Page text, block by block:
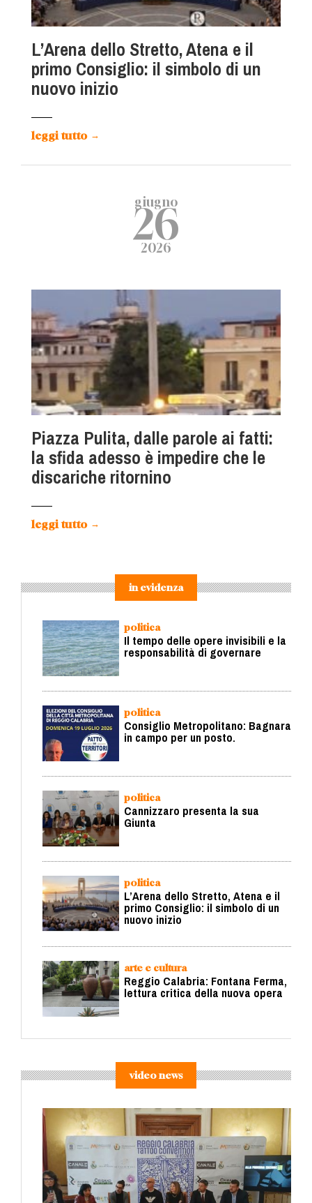
L’Arena dello Stretto, Atena e il
primo Consiglio: il simbolo di un
nuovo inizio
leggi tutto →
giugno
26
2026
Piazza Pulita, dalle parole ai fatti:
la sfida adesso è impedire che le
discariche ritornino
leggi tutto →
in evidenza
politica
Il tempo delle opere invisibili e la
responsabilità di governare
politica
Consiglio Metropolitano: Bagnara
in campo per un posto.
politica
Cannizzaro presenta la sua
Giunta
politica
L’Arena dello Stretto, Atena e il
primo Consiglio: il simbolo di un
nuovo inizio
arte e cultura
Reggio Calabria: Fontana Ferma,
lettura critica della nuova opera
video news